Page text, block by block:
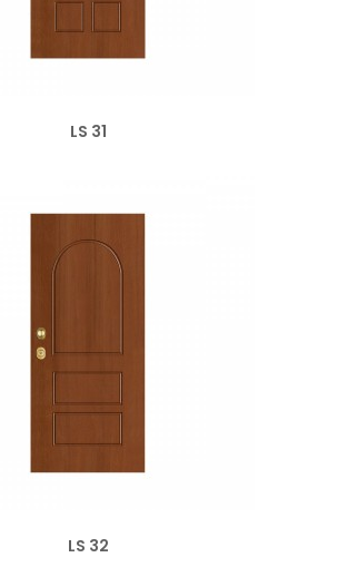
LS 31
LS 32